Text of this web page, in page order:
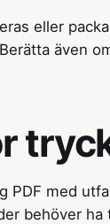
eller
även
PDF med
behöver